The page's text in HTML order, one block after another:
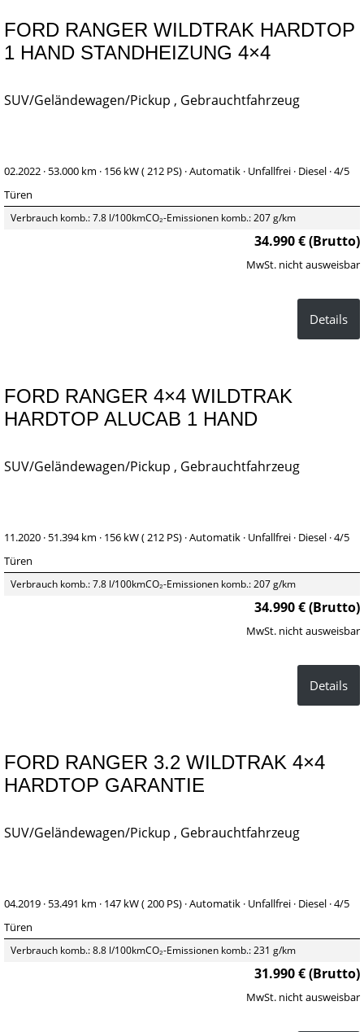
FORD RANGER WILDTRAK HARDTOP
1 HAND STANDHEIZUNG 4×4
SUV/Geländewagen/Pickup , Gebrauchtfahrzeug
02.2022 · 53.000 km · 156 kW ( 212 PS) · Automatik · Unfallfrei · Diesel · 4/5
Türen
Verbrauch komb.: 7.8 l/100kmCO₂-Emissionen komb.: 207 g/km
34.990 € (Brutto)
MwSt. nicht ausweisbar
Details
FORD RANGER 4×4 WILDTRAK
HARDTOP ALUCAB 1 HAND
SUV/Geländewagen/Pickup , Gebrauchtfahrzeug
11.2020 · 51.394 km · 156 kW ( 212 PS) · Automatik · Unfallfrei · Diesel · 4/5
Türen
Verbrauch komb.: 7.8 l/100kmCO₂-Emissionen komb.: 207 g/km
34.990 € (Brutto)
MwSt. nicht ausweisbar
Details
FORD RANGER 3.2 WILDTRAK 4×4
HARDTOP GARANTIE
SUV/Geländewagen/Pickup , Gebrauchtfahrzeug
04.2019 · 53.491 km · 147 kW ( 200 PS) · Automatik · Unfallfrei · Diesel · 4/5
Türen
Verbrauch komb.: 8.8 l/100kmCO₂-Emissionen komb.: 231 g/km
31.990 € (Brutto)
MwSt. nicht ausweisbar